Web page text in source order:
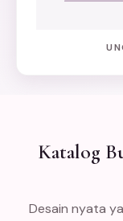
Katalog
Desain nyata